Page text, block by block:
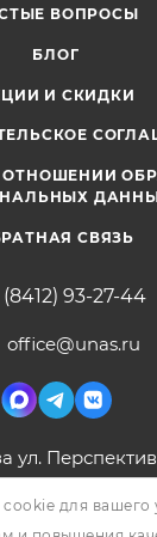
ВОПРОСЫ
БЛОГ
И СКИДКИ
СВЯЗЬ
(8412) 93-27-44
office@unas.ru
ул.
для вашего